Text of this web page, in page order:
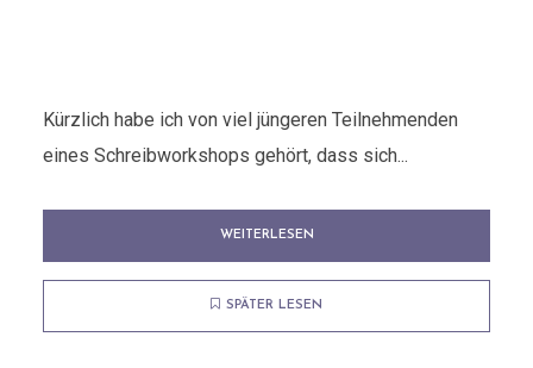
Kürzlich habe ich von viel jüngeren Teilnehmenden
eines Schreibworkshops gehört, dass sich...
WEITERLESEN
SPÄTER LESEN